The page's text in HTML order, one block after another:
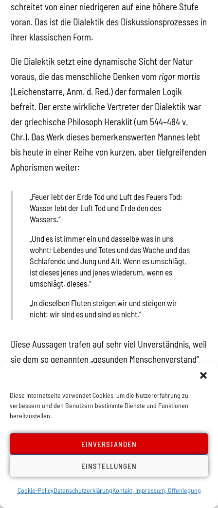
Diese Internetseite verwendet Cookies, um die Nutzererfahrung zu
verbessern und den Benutzern bestimmte Dienste und Funktionen
bereitzustellen.
EINVERSTANDEN
EINSTELLUNGEN
Cookie-PolicyDatenschutzerklärungKontakt, Impressum, Offenlegung
schreitet von einer niedrigeren auf eine höhere Stufe
voran. Das ist die Dialektik des Diskussionsprozesses in
ihrer klassischen Form.
Die Dialektik setzt eine dynamische Sicht der Natur
voraus, die das menschliche Denken vom rigor mortis
(Leichenstarre, Anm. d. Red.) der formalen Logik
befreit. Der erste wirkliche Vertreter der Dialektik war
der griechische Philosoph Heraklit (um 544–484 v.
Chr.). Das Werk dieses bemerkenswerten Mannes lebt
bis heute in einer Reihe von kurzen, aber tiefgreifenden
Aphorismen weiter:
„Feuer lebt der Erde Tod und Luft des Feuers Tod;
Wasser lebt der Luft Tod und Erde den des
Wassers.“
„Und es ist immer ein und dasselbe was in uns
wohnt: Lebendes und Totes und das Wache und das
Schlafende und Jung und Alt. Wenn es umschlägt,
ist dieses jenes und jenes wiederum, wenn es
umschlägt, dieses.“
„In dieselben Fluten steigen wir und steigen wir
nicht: wir sind es und sind es nicht.“
Diese Aussagen trafen auf sehr viel Unverständnis, weil
sie dem so genannten „gesunden Menschenverstand“
widersprachen. So obskur und paradox erschienen sie
Dunkle“ einbrachten. Heraklit hingegen zeigte sich
völlig gleichgültig gegenüber diesem Unverständnis
und reagierte darauf mit Verachtung:
„Für dies Wort [Weltgesetz] aber, ob es gleich ewig
ist, gewinnen die Menschen kein Verständnis,
weder ehe sie es vernommen noch sobald sie es